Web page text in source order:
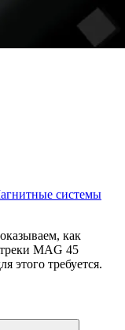
системы
как
MAG 45
этого требуется.